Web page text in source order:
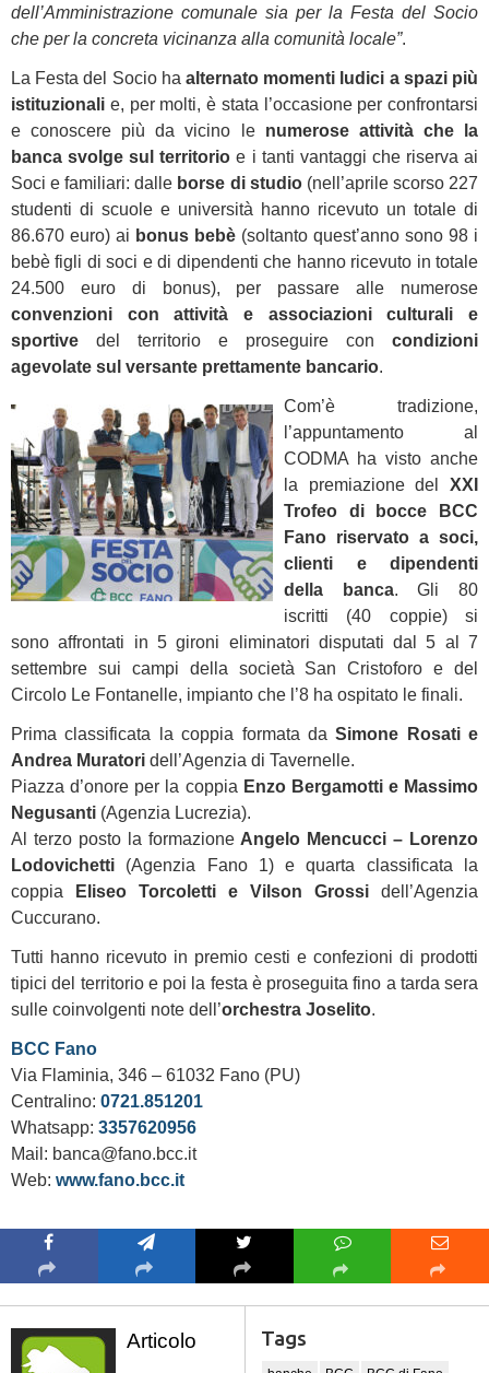
dell’Amministrazione comunale sia per la Festa del Socio
che per la concreta vicinanza alla comunità locale”.
La Festa del Socio ha alternato momenti ludici a spazi più
istituzionali e, per molti, è stata l’occasione per confrontarsi
e conoscere più da vicino le numerose attività che la
banca svolge sul territorio e i tanti vantaggi che riserva ai
Soci e familiari: dalle borse di studio(nell’aprile scorso 227
studenti di scuole e università hanno ricevuto un totale di
86.670 euro) ai bonus bebè (soltanto quest’anno sono 98 i
bebè figli di soci e di dipendenti che hanno ricevuto in totale
24.500 euro di bonus), per passare alle numerose
convenzioni con attività e associazioni culturali e
sportive del territorio e proseguire con condizioni
agevolate sul versante prettamente bancario.
Com’è tradizione,
l’appuntamento al
CODMA ha visto anche
la premiazione del XXI
Trofeo di bocce BCC
Fano riservato a soci,
clienti e dipendenti
della banca. Gli 80
iscritti (40 coppie) si
sono affrontati in 5 gironi eliminatori disputati dal 5 al 7
settembre sui campi della società San Cristoforo e del
Circolo Le Fontanelle, impianto che l’8 ha ospitato le finali.
Prima classificata la coppia formata daSimone Rosati e
Andrea Muratori dell’Agenzia di Tavernelle.
Piazza d’onore per la coppia Enzo Bergamotti e Massimo
Negusanti (Agenzia Lucrezia).
Al terzo posto la formazione Angelo Mencucci – Lorenzo
Lodovichetti (Agenzia Fano 1) e quarta classificata la
coppia
Eliseo Torcoletti e Vilson Grossi dell’Agenzia
Cuccurano.
Tutti hanno ricevuto in premio cesti e confezioni di prodotti
tipici del territorio e poi la festa è proseguita fino a tarda sera
sulle coinvolgenti note dell’orchestra Joselito.
BCC Fano
Via Flaminia, 346 – 61032 Fano (PU)
Centralino: 0721.851201
Whatsapp: 3357620956
Mail: banca@fano.bcc.it
Web: www.fano.bcc.it
Articolo Tags